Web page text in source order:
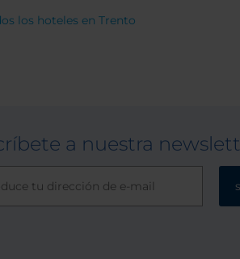
los hoteles en Trento
a nuestra